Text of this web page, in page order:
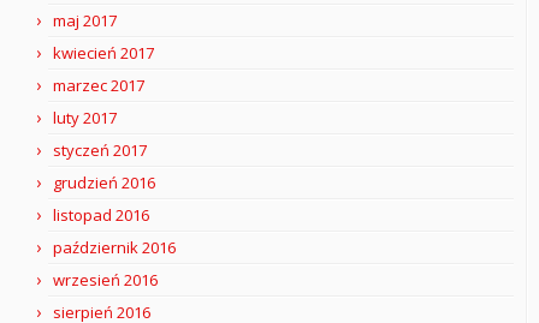
maj 2017
kwiecień 2017
marzec 2017
luty 2017
styczeń 2017
grudzień 2016
listopad 2016
październik 2016
wrzesień 2016
sierpień 2016